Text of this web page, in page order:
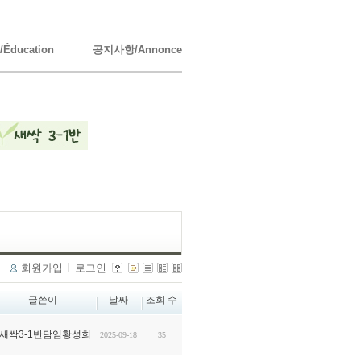
Éducation 공지사항/Annonce
회원가입 로그인
글쓴이 날짜 조회 수
새싹3-1반담임황성희 2025-09-18 35